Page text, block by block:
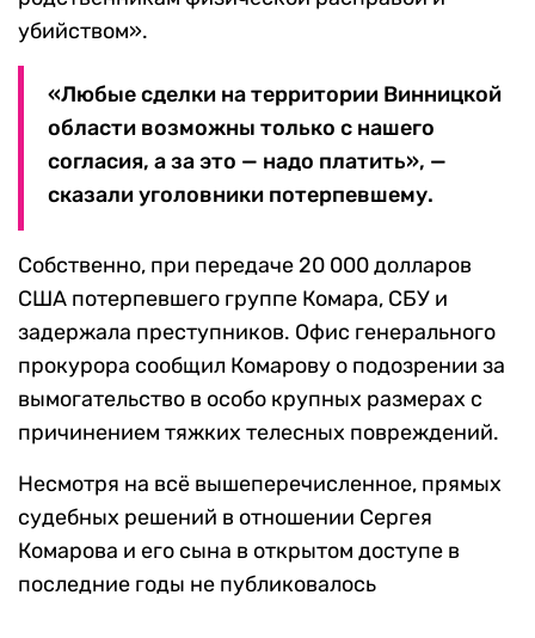
убийством».
«Любые сделки на территории Винницкой
области возможны только с нашего
согласия, а за это — надо платить», —
сказали уголовники потерпевшему.
Собственно, при передаче 20 000 долларов
США потерпевшего группе Комара, СБУ и
задержала преступников. Офис генерального
прокурора сообщил Комарову о подозрении за
вымогательство в особо крупных размерах с
причинением тяжких телесных повреждений.
Несмотря на всё вышеперечисленное, прямых
судебных решений в отношении Сергея
Комарова и его сына в открытом доступе в
последние годы не публиковалось